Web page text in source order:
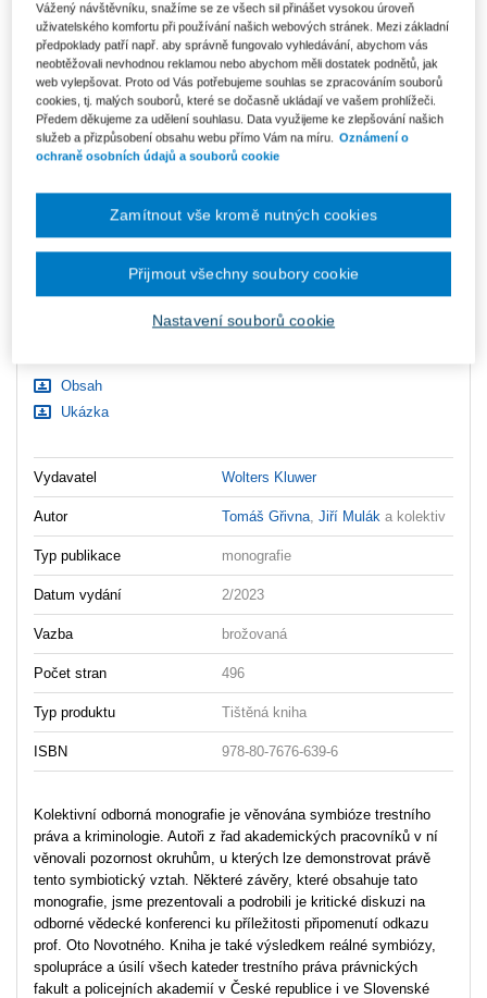
Kde najdu soubory e-knih?
1 478 Kč
Ušetříte 778 Kč
DMOC 2 256 Kč
Balíček - Tištěná kniha + E-kniha
Smarteca + soubory ke stažení
Skladem- expedice do 2 pracovních dnů
Co je Smarteca?
Upozorňujeme, že v období od 1.8. do 21.8. z technických
důvodů nemůžeme vystavovat daňové doklady. Budou vám
zaslány dodatečně e-mailem.
Ceny jsou včetně DPH
Obsah
Ukázka
Vydavatel Wolters Kluwer
Autor Tomáš Gřivna ,Jiří Mulák a kolektiv
Typ publikace monografie
Datum vydání 2/2023
Vazba brožovaná
Počet stran 496
Typ produktu Tištěná kniha
ISBN 978-80-7676-639-6
Kolektivní odborná monografie je věnována symbióze trestního
práva a kriminologie. Autoři z řad akademických pracovníků v ní
věnovali pozornost okruhům, u kterých lze demonstrovat právě
tento symbiotický vztah. Některé závěry, které obsahuje tato
monografie, jsme prezentovali a podrobili je kritické diskuzi na
odborné vědecké konferenci ku příležitosti připomenutí odkazu
prof. Oto Novotného. Kniha je také výsledkem reálné symbiózy,
spolupráce a úsilí všech kateder trestního práva právnických
fakult a policejních akademií v České republice i ve Slovenské
Vážený návštěvníku, snažíme se ze všech sil přinášet vysokou úroveň
uživatelského komfortu při používání našich webových stránek. Mezi základní
předpoklady patří např. aby správně fungovalo vyhledávání, abychom vás
neobtěžovali nevhodnou reklamou nebo abychom měli dostatek podnětů, jak
web vylepšovat. Proto od Vás potřebujeme souhlas se zpracováním souborů
cookies, tj. malých souborů, které se dočasně ukládají ve vašem prohlížeči.
Předem děkujeme za udělení souhlasu. Data využijeme ke zlepšování našich
služeb a přizpůsobení obsahu webu přímo Vám na míru.
Oznámení o
ochraně osobních údajů a souborů cookie
Nastavení souborů cookie
Zamítnout vše kromě nutných cookies
Přijmout všechny soubory cookie